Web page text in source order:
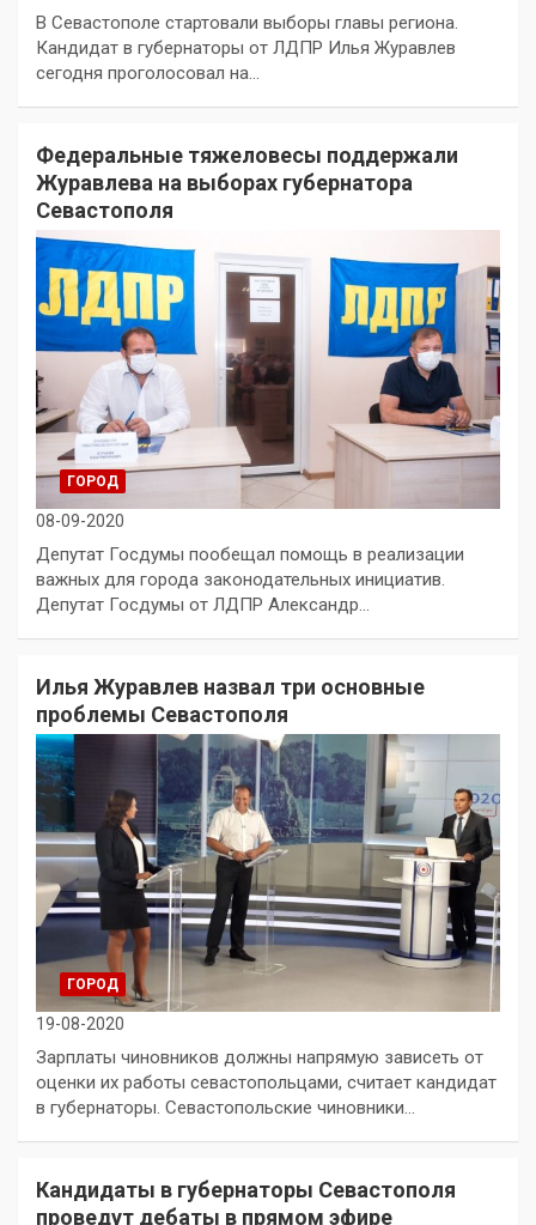
В Севастополе стартовали выборы главы региона.
Кандидат в губернаторы от ЛДПР Илья Журавлев
сегодня проголосовал на…
Федеральные тяжеловесы поддержали
Журавлева на выборах губернатора
Севастополя
ГОРОД
08-09-2020
Депутат Госдумы пообещал помощь в реализации
важных для города законодательных инициатив.
Депутат Госдумы от ЛДПР Александр…
Илья Журавлев назвал три основные
проблемы Севастополя
ГОРОД
19-08-2020
Зарплаты чиновников должны напрямую зависеть от
оценки их работы севастопольцами, считает кандидат
в губернаторы. Севастопольские чиновники…
Кандидаты в губернаторы Севастополя
проведут дебаты в прямом эфире